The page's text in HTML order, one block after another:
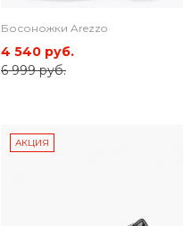
Босоножки Arezzo
4 540 руб.
6 999 руб.
АКЦИЯ